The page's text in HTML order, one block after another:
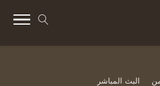
البث المباشر